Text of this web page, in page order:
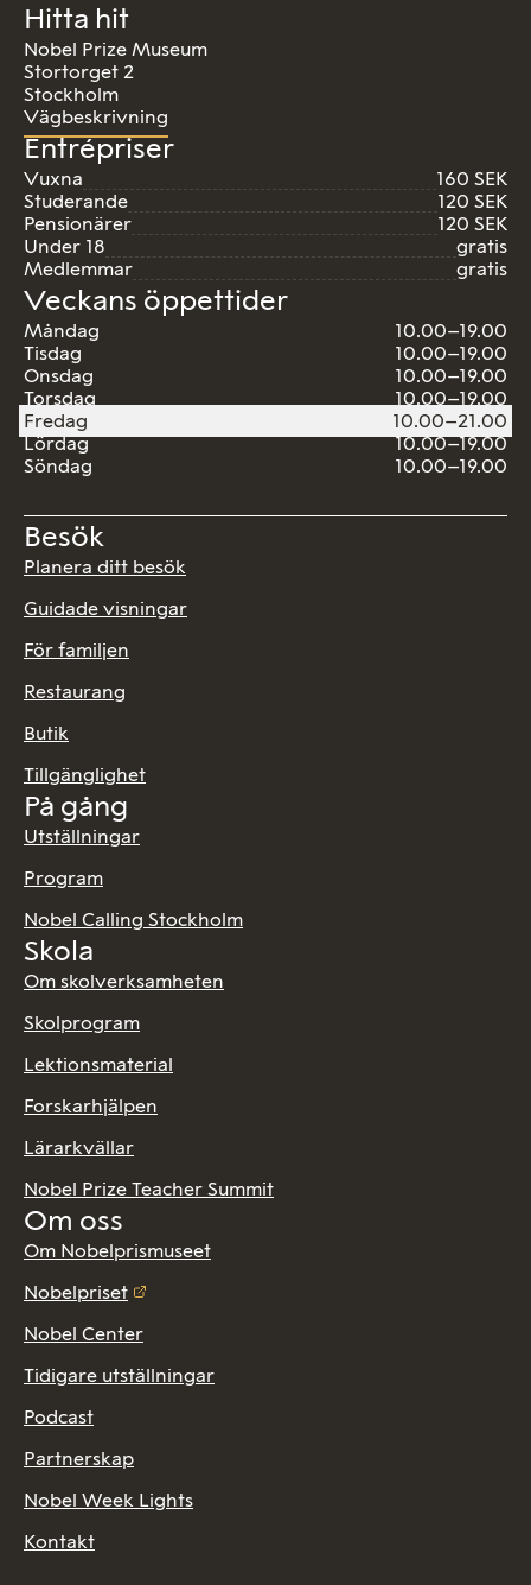
Hitta hit
Nobel Prize Museum
Stortorget 2
Stockholm
Vägbeskrivning
Entrépriser
Vuxna
160 SEK
Studerande
120 SEK
Pensionärer
120 SEK
Under 18
gratis
Medlemmar
gratis
Veckans öppettider
Måndag
10.00–19.00
Tisdag
10.00–19.00
Onsdag
10.00–19.00
Torsdag
10.00–19.00
Fredag
10.00–21.00
Lördag
10.00–19.00
Söndag
10.00–19.00
Besök
Planera ditt besök
Guidade visningar
För familjen
Restaurang
Butik
Tillgänglighet
På gång
Utställningar
Program
Nobel Calling Stockholm
Skola
Om skolverksamheten
Skolprogram
Lektionsmaterial
Forskarhjälpen
Lärarkvällar
Nobel Prize Teacher Summit
Om oss
Om Nobelprismuseet
Nobelpriset
Nobel Center
Tidigare utställningar
Podcast
Partnerskap
Nobel Week Lights
Kontakt